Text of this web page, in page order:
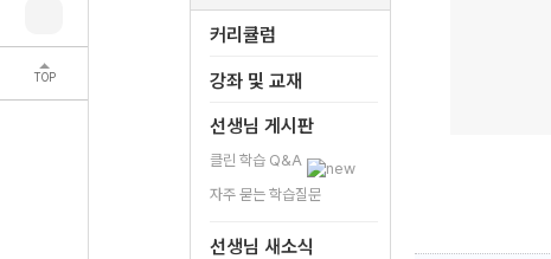
TOP
커리큘럼
강좌 및 교재
선생님 게시판
클린 학습 Q&A
자주 묻는 학습질문
선생님 새소식